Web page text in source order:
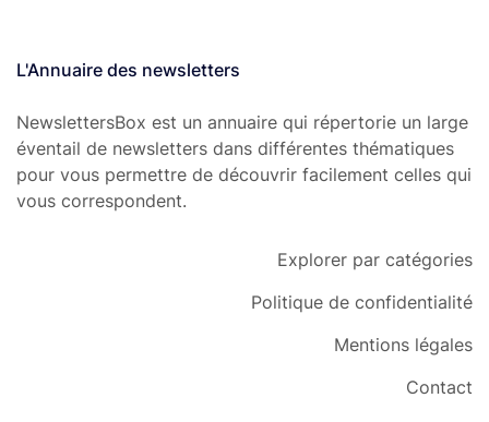
L'Annuaire des newsletters
NewslettersBox est un annuaire qui répertorie un large
éventail de newsletters dans différentes thématiques
pour vous permettre de découvrir facilement celles qui
vous correspondent.
Explorer par catégories
Politique de confidentialité
Mentions légales
Contact